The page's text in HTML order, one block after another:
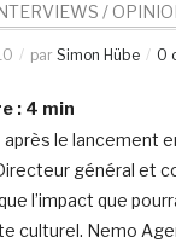
/
par Simon Hübe 0
: 4 min
le lancement
général et
l’impact que
culturel. Nemo